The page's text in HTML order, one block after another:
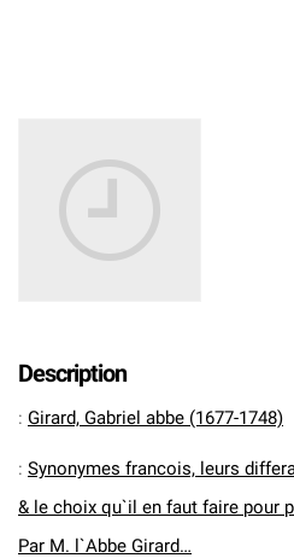
Description
: Girard, Gabriel abbe (1677-1748)
: Synonymes francois, leurs
& le choix qu`il en faut faire pour
Par M. l`Abbe Girard…